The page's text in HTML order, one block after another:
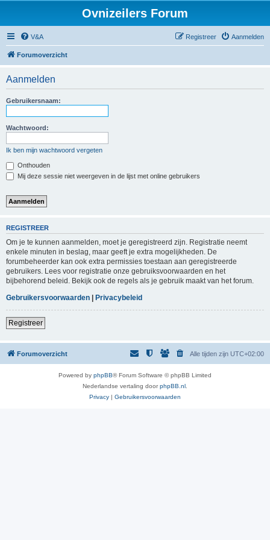
Ovnizeilers Forum
V&A Aanmelden
Registreer
Forumoverzicht
Aanmelden
Gebruikersnaam:
Wachtwoord:
Ik ben mijn wachtwoord vergeten
Onthouden
Mij deze sessie niet weergeven in de lijst met online gebruikers
REGISTREER
Om je te kunnen aanmelden, moet je geregistreerd zijn. Registratie neemt
enkele minuten in beslag, maar geeft je extra mogelijkheden. De
forumbeheerder kan ook extra permissies toestaan aan geregistreerde
gebruikers. Lees voor registratie onze gebruiksvoorwaarden en het
bijbehorend beleid. Bekijk ook de regels als je gebruik maakt van het forum.
Gebruikersvoorwaarden | Privacybeleid
Registreer
Forumoverzicht Alle tijden zijn UTC+02:00
Powered by phpBB® Forum Software © phpBB Limited
Nederlandse vertaling doorphpBB.nl
Privacy | Gebruikersvoorwaarden